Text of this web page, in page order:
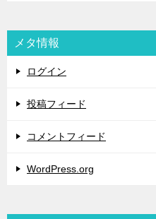
メタ情報
ログイン
投稿フィード
コメントフィード
WordPress.org